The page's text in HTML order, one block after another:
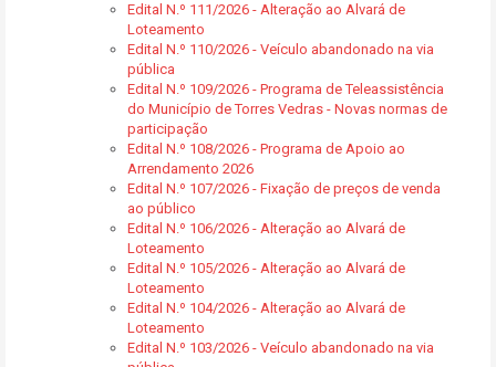
Edital N.º 111/2026 - Alteração ao Alvará de
Loteamento
Edital N.º 110/2026 - Veículo abandonado na via
pública
Edital N.º 109/2026 - Programa de Teleassistência
do Município de Torres Vedras - Novas normas de
participação
Edital N.º 108/2026 - Programa de Apoio ao
Arrendamento 2026
Edital N.º 107/2026 - Fixação de preços de venda
ao público
Edital N.º 106/2026 - Alteração ao Alvará de
Loteamento
Edital N.º 105/2026 - Alteração ao Alvará de
Loteamento
Edital N.º 104/2026 - Alteração ao Alvará de
Loteamento
Edital N.º 103/2026 - Veículo abandonado na via